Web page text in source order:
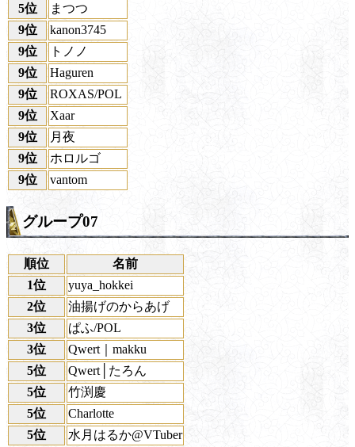
5位
まつつ
9位
kanon3745
9位
トノノ
9位
Haguren
9位
ROXAS/POL
9位
Xaar
9位
月夜
9位
ホロルゴ
9位
vantom
グループ07
順位
名前
1位
yuya_hokkei
2位
油揚げのからあげ
3位
ぱふ/POL
3位
Qwert｜makku
5位
Qwert│たろん
5位
竹渕慶
5位
Charlotte
5位
水月はるか@VTuber